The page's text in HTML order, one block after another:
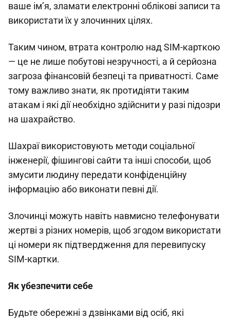
ваше ім’я, зламати електронні облікові записи та
використати їх у злочинних цілях.
Таким чином, втрата контролю над SIM-карткою
— це не лише побутові незручності, а й серйозна
загроза фінансовій безпеці та приватності. Саме
тому важливо знати, як протидіяти таким
атакам і які дії необхідно здійснити у разі підозри
на шахрайство.
Шахраї використовують методи соціальної
інженерії, фішингові сайти та інші способи, щоб
змусити людину передати конфіденційну
інформацію або виконати певні дії.
Злочинці можуть навіть навмисно телефонувати
жертві з різних номерів, щоб згодом використати
ці номери як підтвердження для перевипуску
SIM-картки.
Як убезпечити себе
Будьте обережні з дзвінками від осіб, які